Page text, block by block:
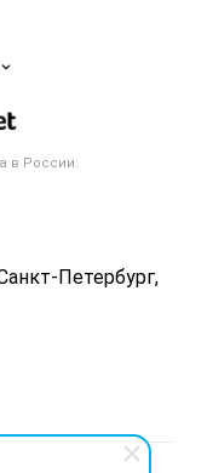
в России.
Петербург,
данных